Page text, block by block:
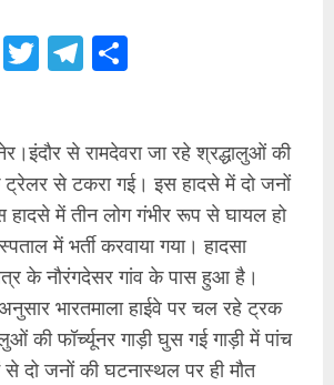
Messenger
TwitterTelegram
से रामदेवरा जा रहे श्रद्धालुओं की
ट्रेलर से टकरा गई। इस हादसे में दो जनों
हादसे में तीन लोग गंभीर रूप से घायल हो
में भर्ती करवाया गया। हादसा
के नौरंगदेसर गांव के पास हुआ है।
भारतमाला हाईवे पर चल रहे ट्रक
की फॉर्च्यूनर गाड़ी घुस गई गाड़ी में पांच
दो जनों की घटनास्थल पर ही मौत